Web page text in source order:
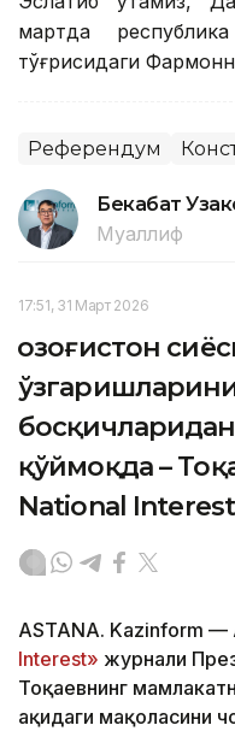
мартда
тўғрисидаги
Референдум
Бекабат
Муаллиф
17:51, 31 Март 2026
Қозоғистон
қўймоқда –
National
ASTANA. Kazinform —
Interest» журнали
Тоқаевнинг
ҳақидаги мақоласини